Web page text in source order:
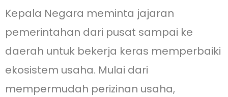
Kepala Negara meminta jajaran
pemerintahan dari pusat sampai ke
daerah untuk bekerja keras memperbaiki
ekosistem usaha. Mulai dari
mempermudah perizinan usaha,